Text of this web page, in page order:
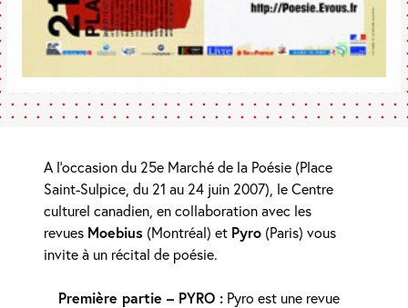
A l’occasion du 25e Marché de la Poésie (Place
Saint-Sulpice, du 21 au 24 juin 2007), le Centre
culturel canadien, en collaboration avec les
revues Moebius (Montréal) et Pyro (Paris) vous
invite à un récital de poésie.
Première partie – PYRO : Pyro est une revue